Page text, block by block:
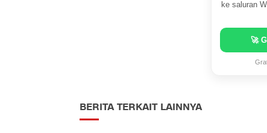
ke saluran
🚀
BERITA TERKAIT LAINNYA